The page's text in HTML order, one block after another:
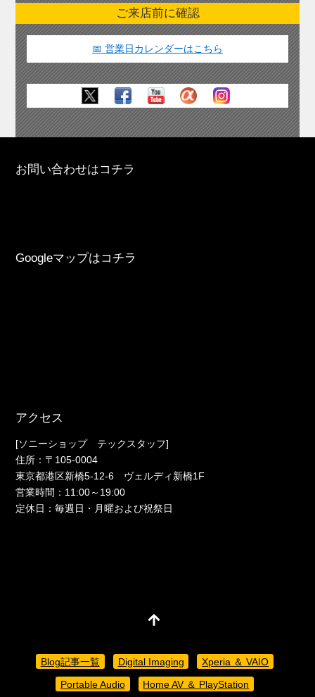
ご来店前に確認
📅 営業日カレンダーはこちら
お問い合わせはコチラ
Googleマップはコチラ
アクセス
[ソニーショップ テックスタッフ]
住所：〒105-0004
東京都港区新橋5-12-6 ヴェルディ新橋1F
営業時間：11:00～19:00
定休日：毎週日・月曜および祝祭日
Blog記事一覧 Digital Imaging
Xperia ＆ VAIO
Portable Audio
Home AV ＆ PlayStation